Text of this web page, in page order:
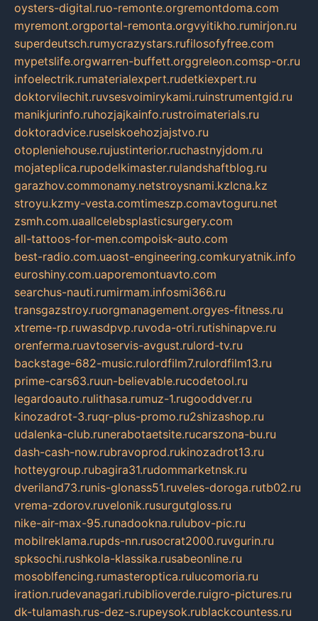
oysters-digital.ruo-remonte.orgremontdoma.com
myremont.orgportal-remonta.orgvyitikho.rumirjon.ru
superdeutsch.rumycrazystars.rufilosofyfree.com
mypetslife.orgwarren-buffett.orggreleon.comsp-or.ru
infoelectrik.rumaterialexpert.rudetkiexpert.ru
doktorvilechit.ruvsesvoimirykami.ruinstrumentgid.ru
manikjurinfo.ruhozjajkainfo.rustroimaterials.ru
doktoradvice.ruselskoehozjajstvo.ru
otopleniehouse.rujustinterior.ruchastnyjdom.ru
mojateplica.rupodelkimaster.rulandshaftblog.ru
garazhov.commonamy.netstroysnami.kzlcna.kz
stroyu.kzmy-vesta.comtimeszp.comavtoguru.net
zsmh.com.uaallcelebsplasticsurgery.com
all-tattoos-for-men.compoisk-auto.com
best-radio.com.uaost-engineering.comkuryatnik.info
euroshiny.com.uaporemontuavto.com
searchus-nauti.rumirmam.infosmi366.ru
transgazstroy.ruorgmanagement.orgyes-fitness.ru
xtreme-rp.ruwasdpvp.ruvoda-otri.rutishinapve.ru
orenferma.ruavtoservis-avgust.rulord-tv.ru
backstage-682-music.rulordfilm7.rulordfilm13.ru
prime-cars63.ruun-believable.rucodetool.ru
legardoauto.rulithasa.rumuz-1.rugooddver.ru
kinozadrot-3.ruqr-plus-promo.ru2shizashop.ru
udalenka-club.runerabotaetsite.rucarszona-bu.ru
dash-cash-now.rubravoprod.rukinozadrot13.ru
hotteygroup.rubagira31.rudommarketnsk.ru
dveriland73.runis-glonass51.ruveles-doroga.rutb02.ru
vrema-zdorov.ruvelonik.rusurgutgloss.ru
nike-air-max-95.runadookna.rulubov-pic.ru
mobilreklama.rupds-nn.rusocrat2000.ruvgurin.ru
spksochi.rushkola-klassika.rusabeonline.ru
mosoblfencing.rumasteroptica.rulucomoria.ru
iration.rudevanagari.rubiblioverde.ruigro-pictures.ru
dk-tulamash.rus-dez-s.rupeysok.rublackcountess.ru